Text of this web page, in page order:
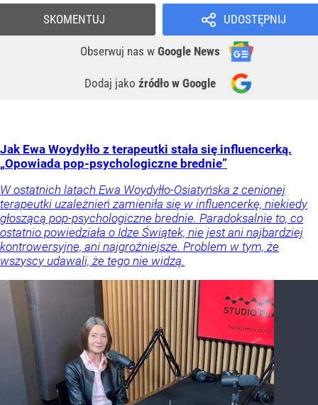
UDOSTĘPNIJ
Obserwuj nas w Google News
Dodaj jako źródło w Google
SKOMENTUJ
Jak Ewa Woydyłło z terapeutki stała się influencerką.
„Opowiada pop-psychologiczne brednie”
W ostatnich latach Ewa Woydyłło-Osiatyńska z cenionej
terapeutki uzależnień zamieniła się w influencerkę, niekiedy
głoszącą pop-psychologiczne brednie. Paradoksalnie to, co
ostatnio powiedziała o Idze Świątek, nie jest ani najbardziej
kontrowersyjne, ani najgroźniejsze. Problem w tym, że
wszyscy udawali, że tego nie widzą.